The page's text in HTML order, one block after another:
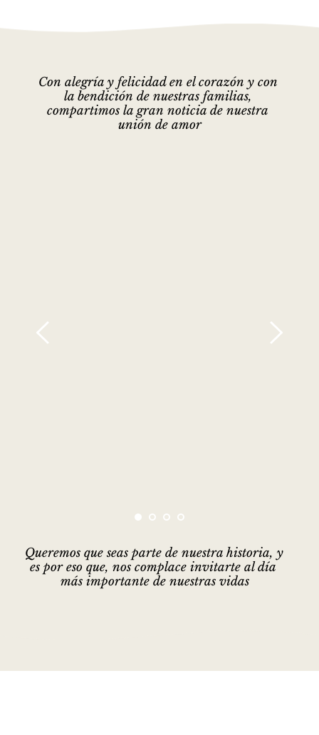
Con alegría y felicidad en el corazón y con
la bendición de nuestras familias,
compartimos la gran noticia de nuestra
unión de amor
Queremos que seas parte de nuestra historia, y
es por eso que, nos complace invitarte al día
más importante de nuestras vidas